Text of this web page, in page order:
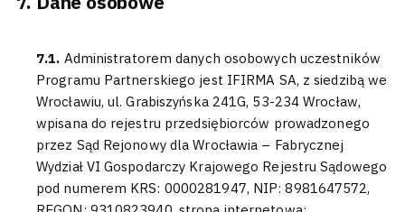
7.1. Administratorem danych osobowych uczestników
Programu Partnerskiego jest IFIRMA SA, z siedzibą we
Wrocławiu, ul. Grabiszyńska 241G, 53-234 Wrocław,
wpisana do rejestru przedsiębiorców prowadzonego
przez Sąd Rejonowy dla Wrocławia – Fabrycznej
Wydział VI Gospodarczy Krajowego Rejestru Sądowego
pod numerem KRS: 0000281947, NIP: 8981647572,